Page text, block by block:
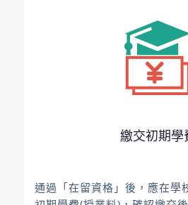
繳交初期學
通過「在留資格」後，應在學